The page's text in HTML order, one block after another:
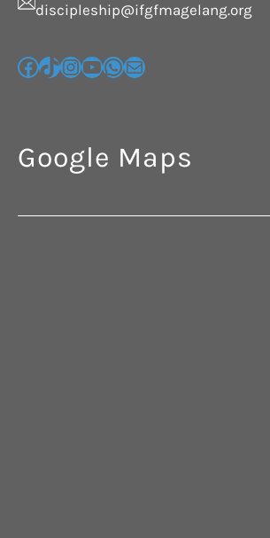
discipleship@ifgfmagelang.org
Google Maps